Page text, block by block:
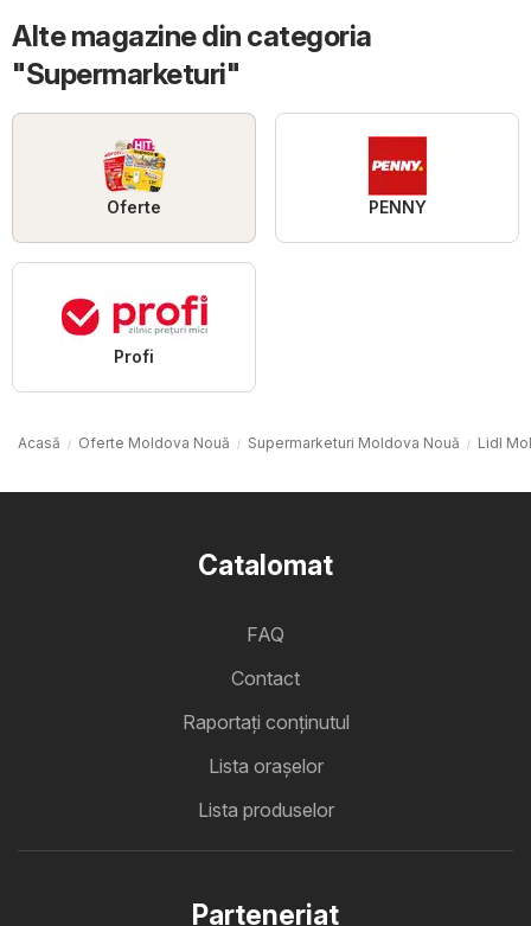
Alte magazine din categoria
"Supermarketuri"
Oferte PENNY
Profi
Acasă Oferte Moldova Nouă Supermarketuri Moldova Nouă Lidl
Catalomat
FAQ
Contact
Raportați conținutul
Lista oraşelor
Lista produselor
Parteneriat